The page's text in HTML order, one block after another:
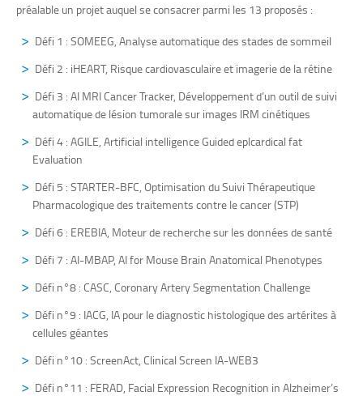
préalable un projet auquel se consacrer parmi les 13 proposés :
Défi 1 : SOMEEG, Analyse automatique des stades de sommeil
Défi 2 : iHEART, Risque cardiovasculaire et imagerie de la rétine
Défi 3 : AI MRI Cancer Tracker, Développement d’un outil de suivi
automatique de lésion tumorale sur images IRM cinétiques
Défi 4 : AGILE, Artificial intelligence Guided eplcardical fat
Evaluation
Défi 5 : STARTER-BFC, Optimisation du Suivi Thérapeutique
Pharmacologique des traitements contre le cancer (STP)
Défi 6 : EREBIA, Moteur de recherche sur les données de santé
Défi 7 : AI-MBAP, AI for Mouse Brain Anatomical Phenotypes
Défi n°8 : CASC, Coronary Artery Segmentation Challenge
Défi n°9 : IACG, IA pour le diagnostic histologique des artérites à
cellules géantes
Défi n°10 : ScreenAct, Clinical Screen IA-WEB3
Défi n°11 : FERAD, Facial Expression Recognition in Alzheimer’s